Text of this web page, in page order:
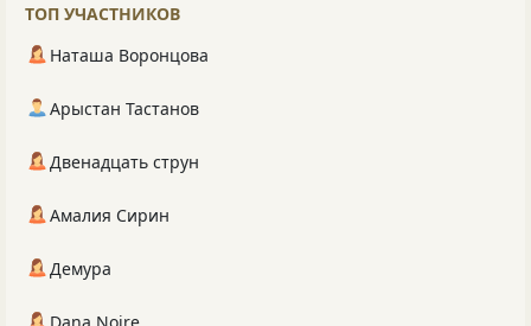
ТОП УЧАСТНИКОВ
Наташа Воронцова
Арыстан Тастанов
Двенадцать струн
Амалия Сирин
Демура